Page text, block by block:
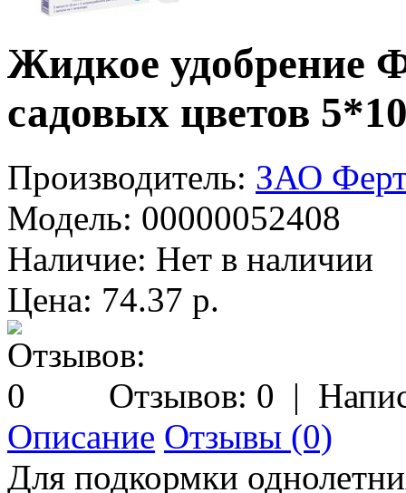
Жидкое удобрение
садовых цветов
Производитель: ЗАО
Модель: 00000052408
Наличие: Нет в наличии
Цена: 74.37 р.
Отзывов: 0 |
Описание Отзывы (0)
Для подкормки